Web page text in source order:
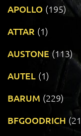
APOLLO (195)
ATTAR (1)
AUSTONE (113)
AUTEL (1)
BARUM (229)
BFGOODRICH